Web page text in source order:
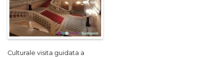
Culturale visita guidata a